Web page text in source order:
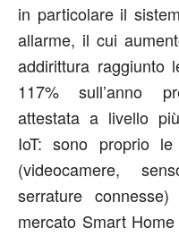
in particolare il
allarme, il cui
addirittura raggiunto
117% sull’anno
attestata a livello
IoT: sono proprio
(videocamere,
serrature
mercato Smart